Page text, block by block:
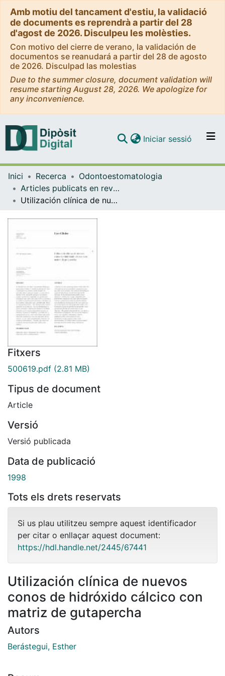
Amb motiu del tancament d'estiu, la validació
de documents es reprendrà a partir del 28
d'agost de 2026. Disculpeu les molèsties.
Con motivo del cierre de verano, la validación de
documentos se reanudará a partir del 28 de agosto
de 2026. Disculpad las molestias
Due to the summer closure, document validation will
resume starting August 28, 2026. We apologize for
any inconvenience.
Navega per tot el DD
Iniciar sessió (current)
Inici Recerca
Odontoestomatologia
Articles publicats en revistes (Odontoestomatologia)
Utilización clínica de nuevos conos de hidróxido cálcico con matriz de gutapercha
Fitxers
500619.pdf (2.81 MB)
Tipus de document
Article
Versió
Versió publicada
Data de publicació
1998
Tots els drets reservats
Si us plau utilitzeu sempre aquest identificador
per citar o enllaçar aquest document:
https://hdl.handle.net/2445/67441
Utilización clínica de nuevos
conos de hidróxido cálcico con
matriz de gutapercha
Autors
Berástegui, Esther